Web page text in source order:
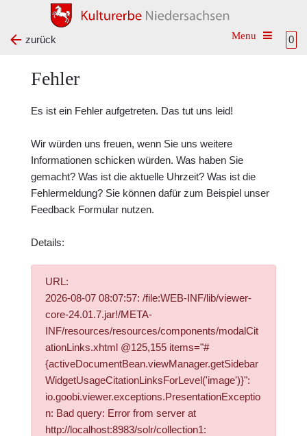
0
Toggle
zurück
Fehler
Es ist ein Fehler aufgetreten. Das tut uns leid!
Wir würden uns freuen, wenn Sie uns weitere
Informationen schicken würden. Was haben Sie
gemacht? Was ist die aktuelle Uhrzeit? Was ist die
Fehlermeldung? Sie können dafür zum Beispiel unser
Feedback Formularnutzen.
Details:
URL:
2026-08-07 08:07:57: /file:WEB-INF/lib/viewer-
core-24.01.7.jar!/META-
INF/resources/resources/components/modalCit
ationLinks.xhtml @125,155 items="#
{activeDocumentBean.viewManager.getSidebar
WidgetUsageCitationLinksForLevel('image')}":
io.goobi.viewer.exceptions.PresentationExceptio
n: Bad query: Error from server at
http://localhost:8983/solr/collection1: